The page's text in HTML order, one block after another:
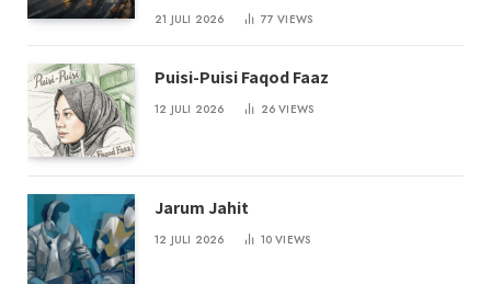
21 JULI 2026 77VIEWS
Puisi-Puisi Faqod Faaz
12 JULI 2026 26VIEWS
Jarum Jahit
12 JULI 2026 10VIEWS